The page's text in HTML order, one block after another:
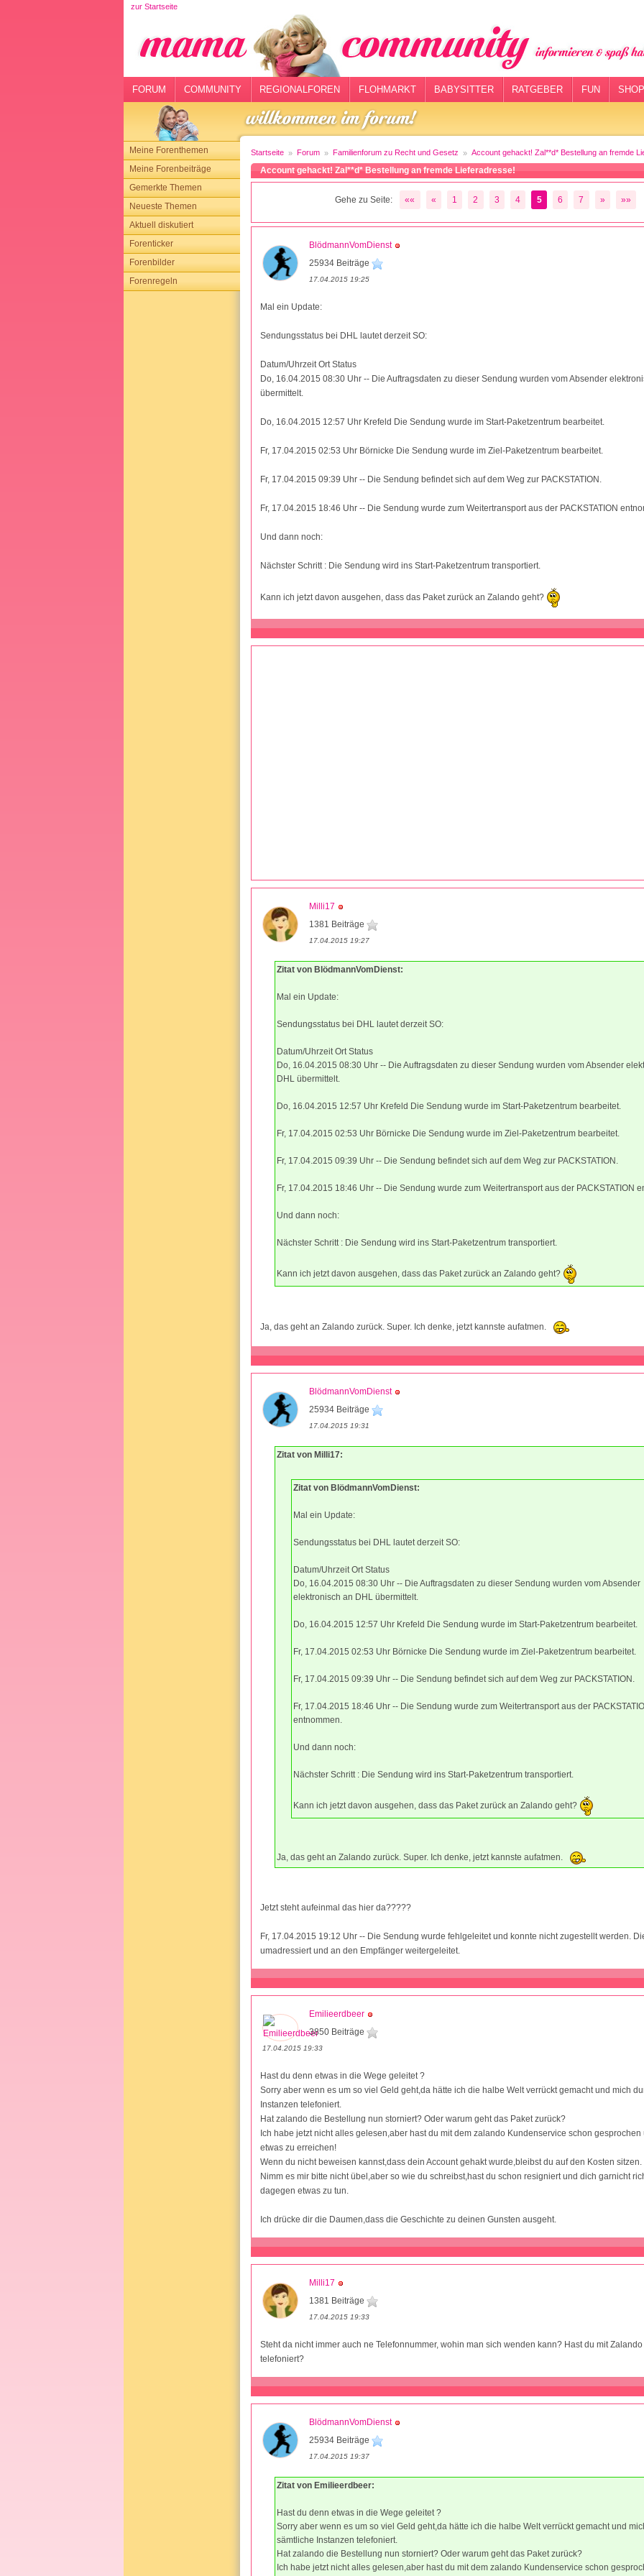
zur Startseite
FORUM COMMUNITY REGIONALFOREN FLOHMARKT BABYSITTER RATGEBER FUN
Meine Forenthemen
Meine Forenbeiträge
Gemerkte Themen
Neueste Themen
Aktuell diskutiert
Forenticker
Forenbilder
Forenregeln
Startseite Forum Familienforum zu Recht und Gesetz Account gehackt! Zal**d* Bestellung an fremde
Account gehackt! Zal**d* Bestellung an fremde Lieferadresse!
Gehe zu Seite: «« « 1 2 3 4 5 6 7 » »»
BlödmannVomDienst
25934 Beiträge
17.04.2015 19:25
Mal ein Update:
Sendungsstatus bei DHL lautet derzeit SO:
Datum/Uhrzeit Ort Status
Do, 16.04.2015 08:30 Uhr -- Die Auftragsdaten zu dieser Sendung wurden vom Absender
übermittelt.
Do, 16.04.2015 12:57 Uhr Krefeld Die Sendung wurde im Start-Paketzentrum bearbeitet.
Fr, 17.04.2015 02:53 Uhr Börnicke Die Sendung wurde im Ziel-Paketzentrum bearbeitet.
Fr, 17.04.2015 09:39 Uhr -- Die Sendung befindet sich auf dem Weg zur PACKSTATION.
Fr, 17.04.2015 18:46 Uhr -- Die Sendung wurde zum Weitertransport aus der PACKSTATION
Und dann noch:
Nächster Schritt : Die Sendung wird ins Start-Paketzentrum transportiert.
Kann ich jetzt davon ausgehen, dass das Paket zurück an Zalando geht?
Milli17
1381 Beiträge
17.04.2015 19:27
Zitat von BlödmannVomDienst:
Mal ein Update:
Sendungsstatus bei DHL lautet derzeit SO:
Datum/Uhrzeit Ort Status
Do, 16.04.2015 08:30 Uhr -- Die Auftragsdaten zu dieser Sendung wurden vom Absender
DHL übermittelt.
Do, 16.04.2015 12:57 Uhr Krefeld Die Sendung wurde im Start-Paketzentrum bearbeitet.
Fr, 17.04.2015 02:53 Uhr Börnicke Die Sendung wurde im Ziel-Paketzentrum bearbeitet.
Fr, 17.04.2015 09:39 Uhr -- Die Sendung befindet sich auf dem Weg zur PACKSTATION.
Fr, 17.04.2015 18:46 Uhr -- Die Sendung wurde zum Weitertransport aus der PACKSTATION
Und dann noch:
Nächster Schritt : Die Sendung wird ins Start-Paketzentrum transportiert.
Kann ich jetzt davon ausgehen, dass das Paket zurück an Zalando geht?
Ja, das geht an Zalando zurück. Super. Ich denke, jetzt kannste aufatmen.
BlödmannVomDienst
25934 Beiträge
17.04.2015 19:31
Zitat von Milli17:
Zitat von BlödmannVomDienst:
Mal ein Update:
Sendungsstatus bei DHL lautet derzeit SO:
Datum/Uhrzeit Ort Status
Do, 16.04.2015 08:30 Uhr -- Die Auftragsdaten zu dieser Sendung wurden vom Absender
elektronisch an DHL übermittelt.
Do, 16.04.2015 12:57 Uhr Krefeld Die Sendung wurde im Start-Paketzentrum bearbeitet.
Fr, 17.04.2015 02:53 Uhr Börnicke Die Sendung wurde im Ziel-Paketzentrum bearbeitet.
Fr, 17.04.2015 09:39 Uhr -- Die Sendung befindet sich auf dem Weg zur PACKSTATION.
Fr, 17.04.2015 18:46 Uhr -- Die Sendung wurde zum Weitertransport aus der
entnommen.
Und dann noch:
Nächster Schritt : Die Sendung wird ins Start-Paketzentrum transportiert.
Kann ich jetzt davon ausgehen, dass das Paket zurück an Zalando geht?
Ja, das geht an Zalando zurück. Super. Ich denke, jetzt kannste aufatmen.
Jetzt steht aufeinmal das hier da?????
Fr, 17.04.2015 19:12 Uhr -- Die Sendung wurde fehlgeleitet und konnte nicht zugestellt werden.
umadressiert und an den Empfänger weitergeleitet.
Emilieerdbeer
3850 Beiträge
17.04.2015 19:33
Hast du denn etwas in die Wege geleitet ?
Sorry aber wenn es um so viel Geld geht,da hätte ich die halbe Welt verrückt gemacht und mich
Instanzen telefoniert.
Hat zalando die Bestellung nun storniert? Oder warum geht das Paket zurück?
Ich habe jetzt nicht alles gelesen,aber hast du mit dem zalando Kundenservice schon gesprochen
etwas zu erreichen!
Wenn du nicht beweisen kannst,dass dein Account gehakt wurde,bleibst du auf den Kosten sitzen.
Nimm es mir bitte nicht übel,aber so wie du schreibst,hast du schon resigniert und dich garnicht
dagegen etwas zu tun.
Ich drücke dir die Daumen,dass die Geschichte zu deinen Gunsten ausgeht.
Milli17
1381 Beiträge
17.04.2015 19:33
Steht da nicht immer auch ne Telefonnummer, wohin man sich wenden kann? Hast du mit
telefoniert?
BlödmannVomDienst
25934 Beiträge
17.04.2015 19:37
Zitat von Emilieerdbeer:
Hast du denn etwas in die Wege geleitet ?
Sorry aber wenn es um so viel Geld geht,da hätte ich die halbe Welt verrückt gemacht und
sämtliche Instanzen telefoniert.
Hat zalando die Bestellung nun storniert? Oder warum geht das Paket zurück?
Ich habe jetzt nicht alles gelesen,aber hast du mit dem zalando Kundenservice schon